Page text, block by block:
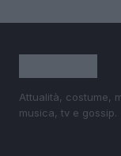
Attualità, costume,
musica, tv e gossip.